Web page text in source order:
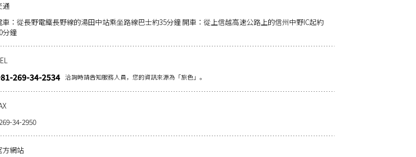
通
車：從長野電鐵長野線的湯田中站乘坐路線巴士約35分鐘 開車：從上信越高速公路上的信州中野IC起約
分鐘
269-34-2534 洽詢時請告知服務人員，您的資訊來源為「旅色」。
34-2950
方網站